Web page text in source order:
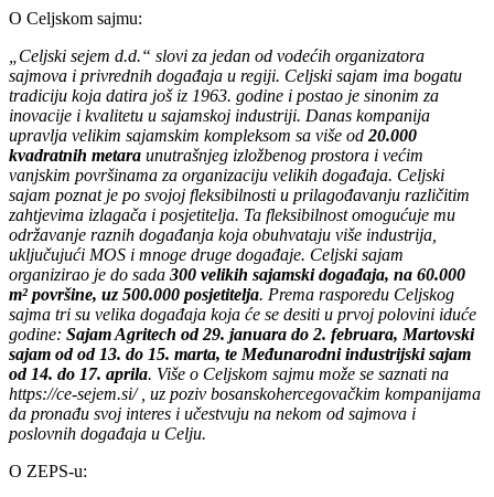
O Celjskom sajmu:
„Celjski sejem d.d.“ slovi za jedan od vodećih organizatora
sajmova i privrednih događaja u regiji. Celjski sajam ima bogatu
tradiciju koja datira još iz 1963. godine i postao je sinonim za
inovacije i kvalitetu u sajamskoj industriji. Danas kompanija
upravlja velikim sajamskim kompleksom sa više od 20.000
kvadratnih metara unutrašnjeg izložbenog prostora i većim
vanjskim površinama za organizaciju velikih događaja. Celjski
sajam poznat je po svojoj fleksibilnosti u prilagođavanju različitim
zahtjevima izlagača i posjetitelja. Ta fleksibilnost omogućuje mu
održavanje raznih događanja koja obuhvataju više industrija,
uključujući MOS i mnoge druge događaje. Celjski sajam
organizirao je do sada 300 velikih sajamski događaja, na 60.000
m² površine, uz 500.000 posjetitelja. Prema rasporedu Celjskog
sajma tri su velika događaja koja će se desiti u prvoj polovini iduće
godine: Sajam Agritech od 29. januara do 2. februara, Martovski
sajam od od 13. do 15. marta, te Međunarodni industrijski sajam
od 14. do 17. aprila. Više o Celjskom sajmu može se saznati na
https://ce-sejem.si/ , uz poziv bosanskohercegovačkim kompanijama
da pronađu svoj interes i učestvuju na nekom od sajmova i
poslovnih događaja u Celju.
O ZEPS-u: